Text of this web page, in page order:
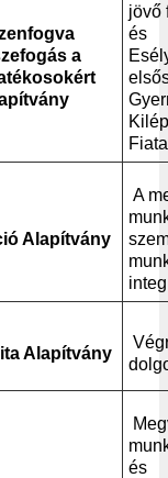
a
jövő
és
Alapítvány
A
Alapítvány
és